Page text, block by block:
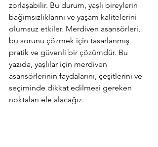
zorlaşabilir. Bu durum, yaşlı bireylerin
bağımsızlıklarını ve yaşam kalitelerini
olumsuz etkiler. Merdiven asansörleri,
bu sorunu çözmek için tasarlanmış
pratik ve güvenli bir çözümdür. Bu
yazıda, yaşlılar için merdiven
asansörlerinin faydalarını, çeşitlerini ve
seçiminde dikkat edilmesi gereken
noktaları ele alacağız.